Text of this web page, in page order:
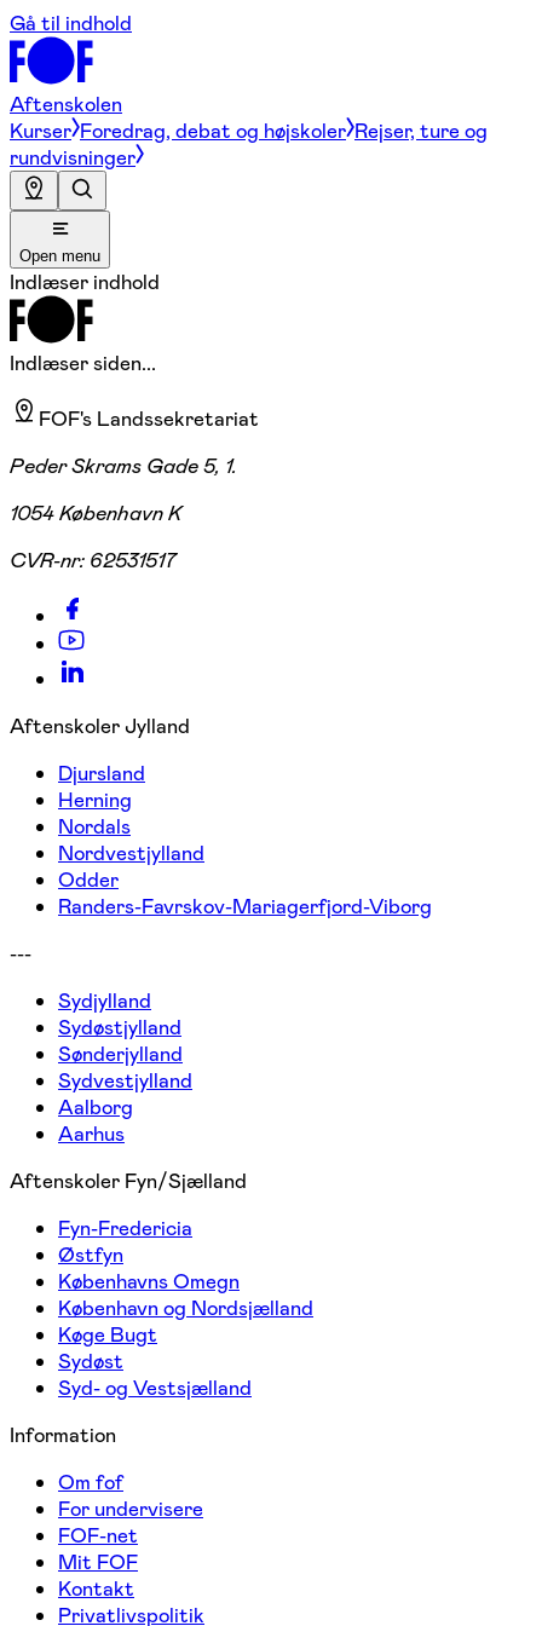
Gå til indhold
Aftenskolen
Kurser Foredrag, debat og højskoler Rejser, ture og
rundvisninger
Open menu
Indlæser indhold
Indlæser siden...
FOF's Landssekretariat
Peder Skrams Gade 5, 1.
1054 København K
CVR-nr: 62531517
Aftenskoler Jylland
Djursland
Herning
Nordals
Nordvestjylland
Odder
Randers-Favrskov-Mariagerfjord-Viborg
---
Sydjylland
Sydøstjylland
Sønderjylland
Sydvestjylland
Aalborg
Aarhus
Aftenskoler Fyn/Sjælland
Fyn-Fredericia
Østfyn
Københavns Omegn
København og Nordsjælland
Køge Bugt
Sydøst
Syd- og Vestsjælland
Information
Om fof
For undervisere
FOF-net
Mit FOF
Kontakt
Privatlivspolitik